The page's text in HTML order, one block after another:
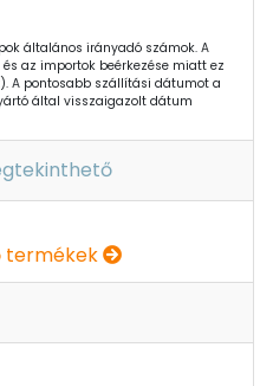
általános irányadó számok. A
az importok beérkezése miatt ez
A pontosabb szállítási dátumot a
által visszaigazolt dátum
termékek